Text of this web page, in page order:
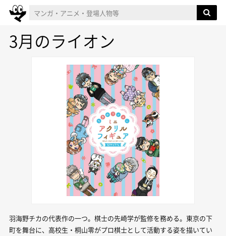
3月のライオン
羽海野チカの代表作の一つ。棋士の先崎学が監修を務める。東京の下
町を舞台に、高校生・桐山零がプロ棋士として活動する姿を描いてい